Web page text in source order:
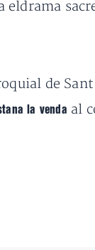
de
la venda al